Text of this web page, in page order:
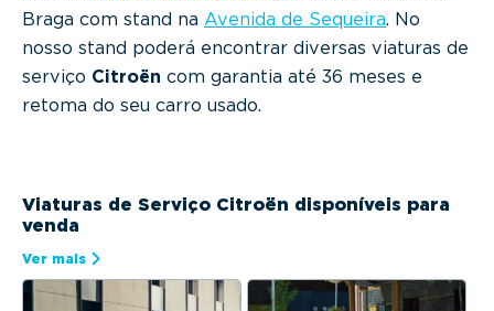
Braga com stand na Avenida de Sequeira. No
nosso stand poderá encontrar diversas viaturas de
serviço Citroën com garantia até 36 meses e
retoma do seu carro usado.
Viaturas de Serviço Citroën disponíveis para
venda
Ver mais